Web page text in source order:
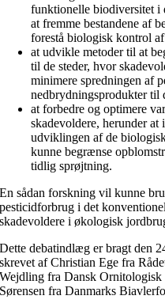
funktionelle biodiversitet i
at fremme bestandene af
forestå biologisk kontrol
at udvikle metoder til at
til de steder, hvor
minimere spredningen af
nedbrydningsprodukter til
at forbedre og optimere
skadevoldere, herunder at
udviklingen af de
kunne begrænse
tidlig sprøjtning.
En sådan forskning vil kunne
pesticidforbrug i det
skadevoldere i økologisk
Dette debatindlæg er bragt den
skrevet af Christian Ege fra
Wejdling fra Dansk
Sørensen fra Danmarks